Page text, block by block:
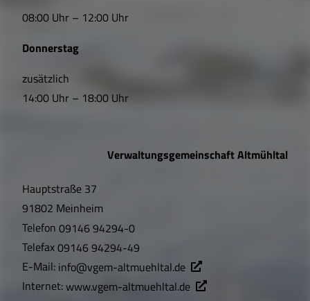
n
k
s
f
n
u
n
08:00 Uhr – 12:00 Uhr
Donnerstag
zusätzlich
14:00 Uhr – 18:00 Uhr
Verwaltungsgemeinschaft Altmühltal
Hauptstraße 37
91802 Meinheim
Telefon 09146 94294-0
Telefax09146 94294-49
E-Mail: info@vgem-altmuehltal.de
Internet:www.vgem-altmuehltal.de